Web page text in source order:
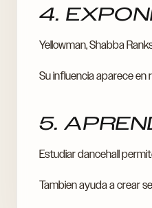
4.
Yellowman, Shabba
Su influencia aparece
5.
Estudiar dancehall
Tambien ayuda a crear